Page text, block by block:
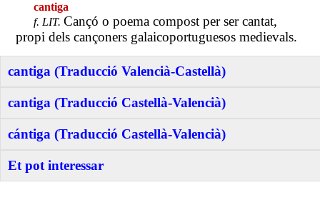
cantiga
f. LIT.Cançó o poema compost per ser cantat,
propi dels cançoners galaicoportuguesos medievals.
cantiga (Traducció Valencià-Castellà)
cantiga (Traducció Castellà-Valencià)
cántiga (Traducció Castellà-Valencià)
Et pot interessar